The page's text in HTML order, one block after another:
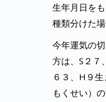
生年月日を
種類分けた場
今年運気の
方は、S２７
６３、H９
もくせい）の